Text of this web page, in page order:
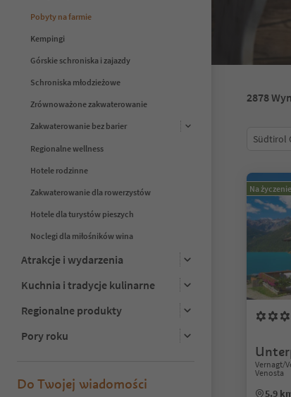
Pobyty na farmie
Kempingi
Górskie schroniska i zajazdy
Schroniska młodzieżowe
Zrównoważone zakwaterowanie
Zakwaterowanie bez barier
Regionalne wellness
Hotele rodzinne
Zakwaterowanie dla rowerzystów
Hotele dla turystów pieszych
Noclegi dla miłośników wina
Atrakcje i wydarzenia
Kuchnia i tradycje kulinarne
Regionalne produkty
Pory roku
Do Twojej wiadomości
2878
Südtirol
Na życzenie
Vernagt/
Venosta
5.9